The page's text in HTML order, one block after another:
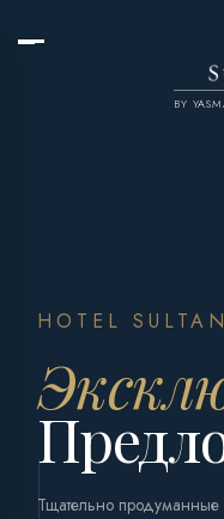
BY
HOTEL
Тщательно